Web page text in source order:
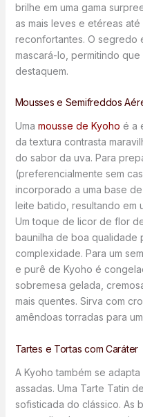
brilhe em uma gama
as mais leves e etéreas até
reconfortantes. O segredo
mascará-lo, permitindo
destaquem.
Mousses e Semifreddos
Uma mousse de Kyoho é a
da textura contrasta
do sabor da uva. Para
(preferencialmente sem
incorporado a uma base
leite batido, resultando em
Um toque de licor de flor
baunilha de boa qualidade
complexidade. Para um
e purê de Kyoho é
sobremesa gelada,
mais quentes. Sirva com
amêndoas torradas para
Tartes e Tortas com Caráter
A Kyoho também se
assadas. Uma Tarte Tatin
sofisticada do clássico. As